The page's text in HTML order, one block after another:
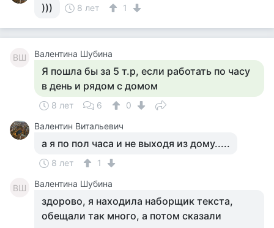
))) 8 лет 1
ВШ Валентина Шубина
Я пошла бы за 5 т.р, если работать по часу
в день и рядом с домом
8 лет 6
0
Валентин Витальевич
а я по пол часа и не выходя из дому.....
8 лет 1
ВШ Валентина Шубина
здорово, я находила наборщик текста,
обещали так много, а потом сказали